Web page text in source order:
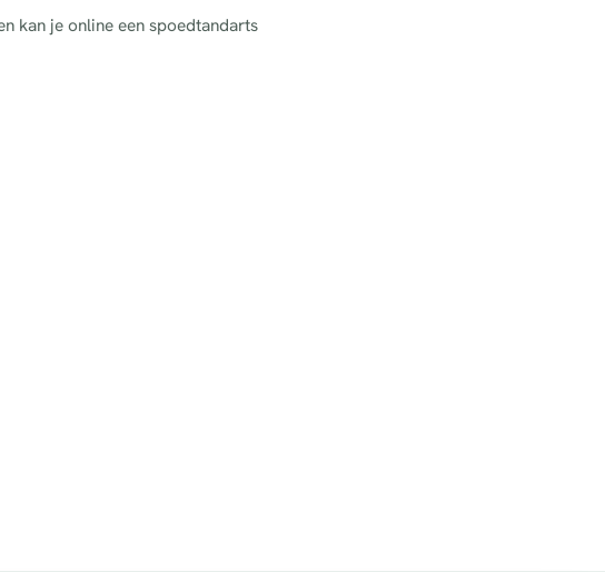
kan je online een spoedtandarts